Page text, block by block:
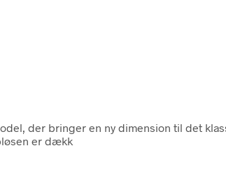
der bringer en ny dimension til det
er dækk